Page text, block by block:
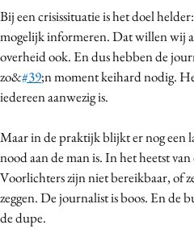
Media
Merkstrategie
PR
Programmatic
Purpose Marketing
Reputatie & crisis
Bij een crisissituatie is het doel
mogelijk informeren. Dat willen wij
overheid ook. En dus hebben de
zo&#39;n moment keihard nodig.
iedereen aanwezig is.
Maar in de praktijk blijkt er nog een
nood aan de man is. In het heetst
Voorlichters zijn niet bereikbaar, of
zeggen. De journalist is boos. En de
de dupe.